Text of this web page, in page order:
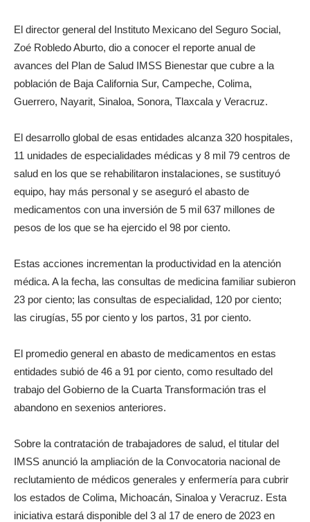
El director general del Instituto Mexicano del Seguro Social,
Zoé Robledo Aburto, dio a conocer el reporte anual de
avances del Plan de Salud IMSS Bienestar que cubre a la
población de Baja California Sur, Campeche, Colima,
Guerrero, Nayarit, Sinaloa, Sonora, Tlaxcala y Veracruz.
El desarrollo global de esas entidades alcanza 320 hospitales,
11 unidades de especialidades médicas y 8 mil 79 centros de
salud en los que se rehabilitaron instalaciones, se sustituyó
equipo, hay más personal y se aseguró el abasto de
medicamentos con una inversión de 5 mil 637 millones de
pesos de los que se ha ejercido el 98 por ciento.
Estas acciones incrementan la productividad en la atención
médica. A la fecha, las consultas de medicina familiar subieron
23 por ciento; las consultas de especialidad, 120 por ciento;
las cirugías, 55 por ciento y los partos, 31 por ciento.
El promedio general en abasto de medicamentos en estas
entidades subió de 46 a 91 por ciento, como resultado del
trabajo del Gobierno de la Cuarta Transformación tras el
abandono en sexenios anteriores.
Sobre la contratación de trabajadores de salud, el titular del
IMSS anunció la ampliación de la Convocatoria nacional de
reclutamiento de médicos generales y enfermería para cubrir
los estados de Colima, Michoacán, Sinaloa y Veracruz. Esta
iniciativa estará disponible del 3 al 17 de enero de 2023 en